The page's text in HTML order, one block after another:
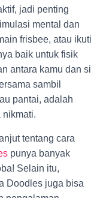
jadi penting
mental dan
frisbee, atau ikuti
baik untuk fisik
antara kamu dan si
sambil
pantai, adalah
nikmati.
tentang cara
punya banyak
Selain itu,
Doodles juga bisa